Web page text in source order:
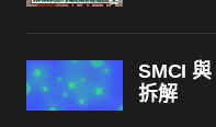
SMCI
拆解